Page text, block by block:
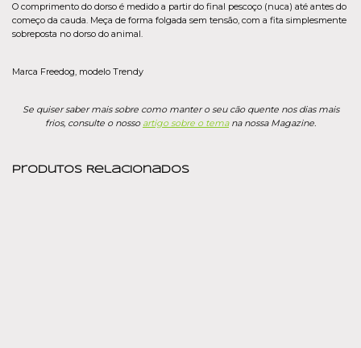
O comprimento do dorso é medido a partir do final pescoço (nuca) até antes do
começo da cauda. Meça de forma folgada sem tensão, com a fita simplesmente
sobreposta no dorso do animal.
Marca Freedog, modelo Trendy
Se quiser saber mais sobre como manter o seu cão quente nos dias mais
frios, consulte o nosso artigo sobre o temana nossa Magazine.
Produtos Relacionados